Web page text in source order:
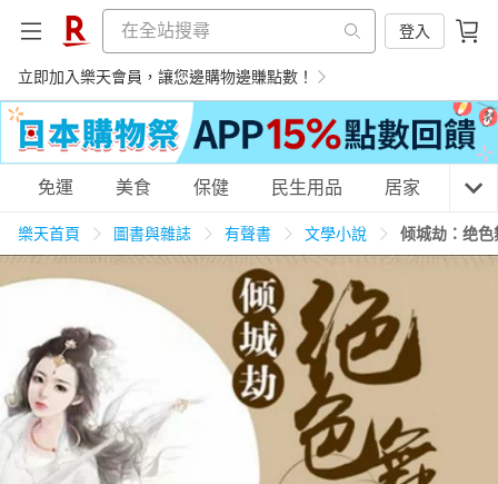
登入
立即加入樂天會員，讓您邊購物邊賺點數！
購物網分類
養生保健
居家生活 運動休閒
免運 美食 保健 民生用品 居家 3C
樂天首頁 圖書與雜誌 有聲書 文學小說 倾城劫：绝